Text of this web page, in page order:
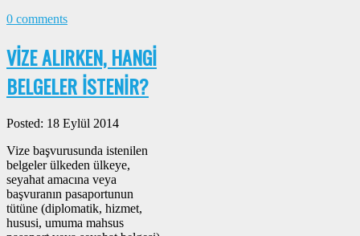
0 comments
VİZE ALIRKEN, HANGİ
BELGELER İSTENİR?
Posted: 18 Eylül 2014
Vize başvurusunda istenilen
belgeler ülkeden ülkeye,
seyahat amacına veya
başvuranın pasaportunun
tütüne (diplomatik, hizmet,
hususi, umuma mahsus